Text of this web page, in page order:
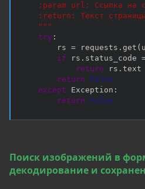
:param url: Ссылка на
:return: Текст
    """
try :
        rs
= requests . get (
if rs . status_code
return rs . text
return
False
except Exception :
return
False
Поиск изображений в
декодирование и